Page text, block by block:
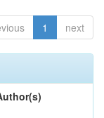
1 next